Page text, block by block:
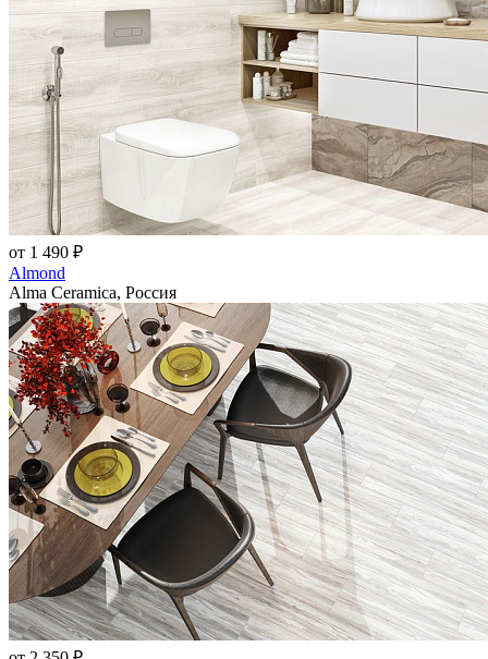
от 1 490 ₽
Almond
Alma Ceramica, Россия